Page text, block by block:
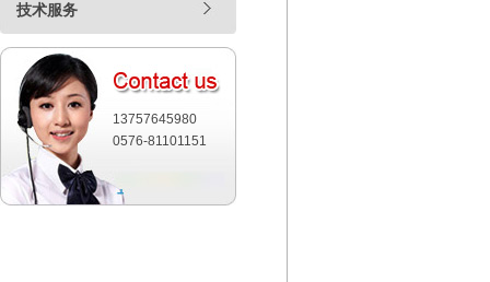
技术服务
13757645980
0576-81101151